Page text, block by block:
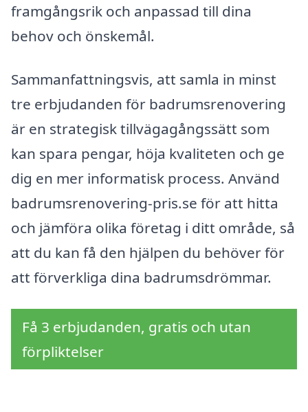
framgångsrik och anpassad till dina
behov och önskemål.
Sammanfattningsvis, att samla in minst
tre erbjudanden för badrumsrenovering
är en strategisk tillvägagångssätt som
kan spara pengar, höja kvaliteten och ge
dig en mer informatisk process. Använd
badrumsrenovering-pris.se för att hitta
och jämföra olika företag i ditt område, så
att du kan få den hjälpen du behöver för
att förverkliga dina badrumsdrömmar.
Få 3 erbjudanden, gratis och utan
förpliktelser